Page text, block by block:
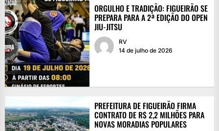
ORGULHO E TRADIÇÃO: FIGUEIRÃO SE
PREPARA PARA A 2ª EDIÇÃO DO OPEN
JIU-JITSU
RV
14 de julho de 2026
PREFEITURA DE FIGUEIRÃO FIRMA
CONTRATO DE R$ 2,2 MILHÕES PARA
NOVAS MORADIAS POPULARES